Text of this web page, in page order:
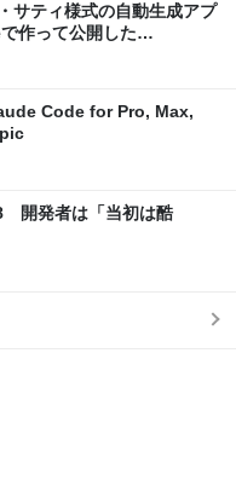
サティ様式の自動生成アプ
作って公開した
Code for Pro, Max,
開発者は「当初は酷